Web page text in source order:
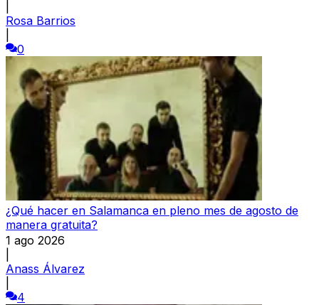
Rosa Barrios
0
¿Qué hacer en Salamanca en pleno mes de agosto de
manera gratuita?
1 ago 2026
Anass Álvarez
4